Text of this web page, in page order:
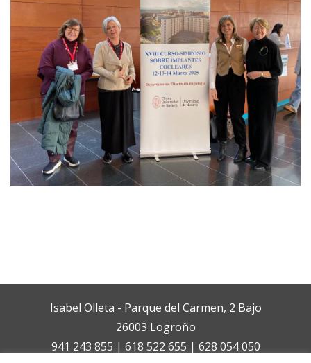
Isabel Olleta - Parque del Carmen, 2 Bajo
26003 Logroño
941 243 855 | 618 522 655 | 628 054 050